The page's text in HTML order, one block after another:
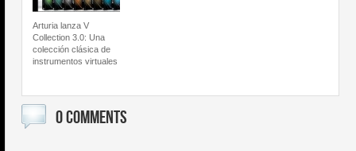
Arturia lanza V
Collection 3.0: Una
colección clásica de
instrumentos virtuales
0 COMMENTS